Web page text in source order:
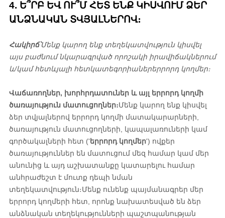
4. Ե՞ՐԲ ԵՎ ՈՒ՞Մ ՀԵՏ ԵՆՔ ԿԻՍՎՈՒՄ ՁԵՐ
ԱՆՁՆԱԿԱՆ ՏՎՅԱԼՆԵՐՈՎ։
Հակիրճ՝Մենք կարող ենք տեղեկատվություն կիսվել
այս բաժնում նկարագրված որոշակի իրավիճակներում
և/կամ հետևյալի հետկատեգորիաներերրորդ կողմեր։
Վաճառողներ, խորհրդատուներ և այլ երրորդ կողմի
ծառայություն մատուցողներ։Մենք կարող ենք կիսվել
ձեր տվյալներով երրորդ կողմի մատակարարների,
ծառայություն մատուցողների, կապալառուների կամ
գործակալների հետ ('երրորդ կողմեր') ովքեր
ծառայություններ են մատուցում մեզ համար կամ մեր
անունից և այդ աշխատանքը կատարելու համար
անհրաժեշտ է մուտք դեպի նման
տեղեկատվություն։Մենք ունենք պայմանագրեր մեր
երրորդ կողմերի հետ, որոնք նախատեսված են ձեր
անձնական տեղեկությունների պաշտպանության